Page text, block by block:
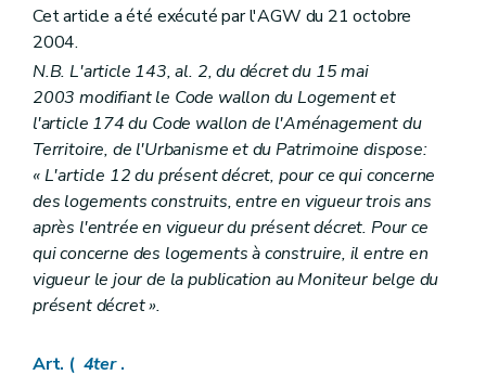
Cet article a été exécuté par l'AGW du 21 octobre
2004.
N.B. L'article 143, al. 2, du décret du 15 mai
2003 modifiant le Code wallon du Logement et
l'article 174 du Code wallon de l'Aménagement du
Territoire, de l'Urbanisme et du Patrimoine dispose:
« L'article 12 du présent décret, pour ce qui concerne
des logements construits, entre en vigueur trois ans
après l'entrée en vigueur du présent décret. Pour ce
qui concerne des logements à construire, il entre en
vigueur le jour de la publication au Moniteur belge du
présent décret ».
Art. ( 4ter.